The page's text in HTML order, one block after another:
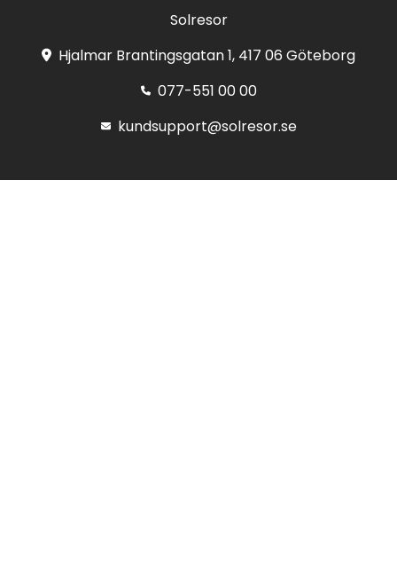
Solresor
Hjalmar Brantingsgatan 1, 417 06 Göteborg
077-551 00 00
kundsupport@solresor.se